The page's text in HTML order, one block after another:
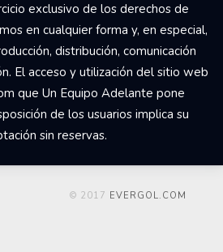
exclusivo de los derechos de
en cualquier forma y, en especial,
distribución, comunicación
El acceso y utilización del sitio web
que Un Equipo Adelante pone
de los usuarios implica su
sin reservas.
© 2017 EVERGOL.COM